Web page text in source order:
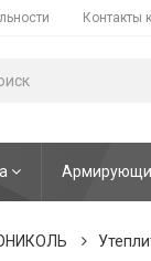
Контакты